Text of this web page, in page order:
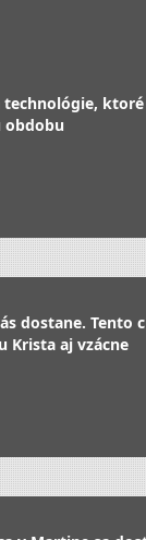
technológie, ktoré
obdobu
dostane. Tento
Krista aj vzácne